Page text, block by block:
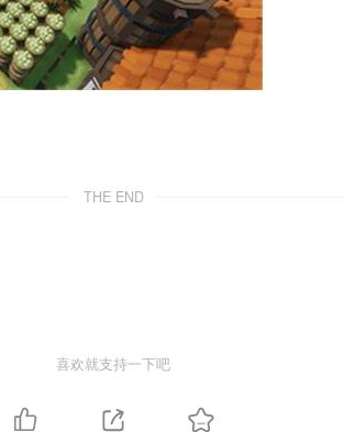
THE END
喜欢就支持一下吧